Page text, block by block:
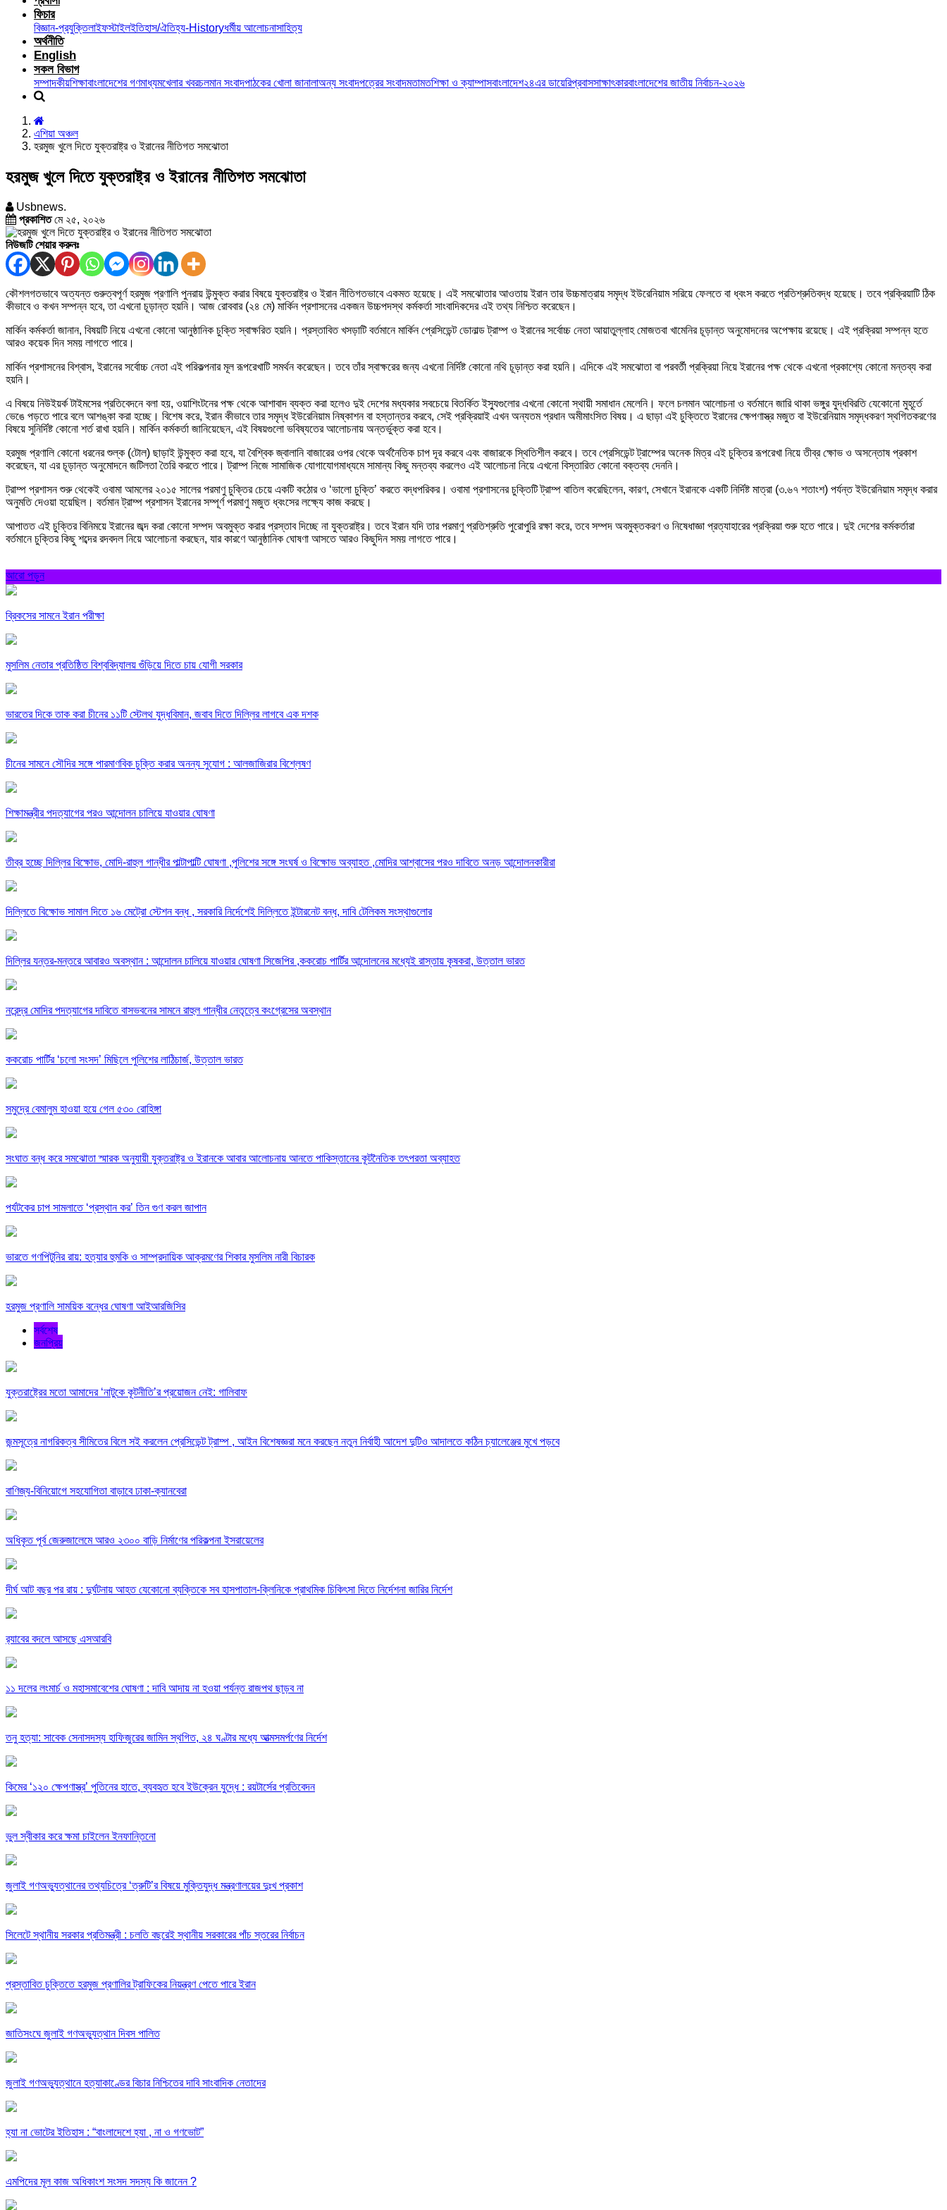
ফিচার
বিজ্ঞান-প্রযুক্তিলাইফস্টাইলইতিহাস/ঐতিহ্য-Historyধর্মীয় আলোচনাসাহিত্য
অর্থনীতি
English
সকল বিভাগ
সম্পাদকীয়শিক্ষাবাংলাদেশের গণমাধ্যমখেলার খবরচলমান সংবাদপাঠকের খোলা জানালাঅন্য সংবাদপত্রের সংবাদমতামতশিক্ষা ও ক্যাম্পাসবাংলাদেশ২৪এর ডায়েরিপ্রবাসসাক্ষাৎকারবাংলাদেশের জাতীয় নির্বাচন-২০২৬
এশিয়া অঞ্চল
হরমুজ খুলে দিতে যুক্তরাষ্ট্র ও ইরানের নীতিগত সমঝোতা
হরমুজ খুলে দিতে যুক্তরাষ্ট্র ও ইরানের নীতিগত সমঝোতা
Usbnews.
প্রকাশিতমে ২৫, ২০২৬
নিউজটি শেয়ার করুনঃ
কৌশলগতভাবে অত্যন্ত গুরুত্বপূর্ণ হরমুজ প্রণালি পুনরায় উন্মুক্ত করার বিষয়ে যুক্তরাষ্ট্র ও ইরান নীতিগতভাবে একমত হয়েছে। এই সমঝোতার আওতায় ইরান তার উচ্চমাত্রায় সমৃদ্ধ ইউরেনিয়াম সরিয়ে ফেলতে বা ধ্বংস করতে প্রতিশ্রুতিবদ্ধ হয়েছে। তবে প্রক্রিয়াটি ঠিক
কীভাবে ও কখন সম্পন্ন হবে, তা এখনো চূড়ান্ত হয়নি। আজ রোববার (২৪ মে) মার্কিন প্রশাসনের একজন উচ্চপদস্থ কর্মকর্তা সাংবাদিকদের এই তথ্য নিশ্চিত করেছেন।
মার্কিন কর্মকর্তা জানান, বিষয়টি নিয়ে এখনো কোনো আনুষ্ঠানিক চুক্তি স্বাক্ষরিত হয়নি। প্রস্তাবিত খসড়াটি বর্তমানে মার্কিন প্রেসিডেন্ট ডোনাল্ড ট্রাম্প ও ইরানের সর্বোচ্চ নেতা আয়াতুল্লাহ মোজতবা খামেনির চূড়ান্ত অনুমোদনের অপেক্ষায় রয়েছে। এই প্রক্রিয়া সম্পন্ন হতে
আরও কয়েক দিন সময় লাগতে পারে।
মার্কিন প্রশাসনের বিশ্বাস, ইরানের সর্বোচ্চ নেতা এই পরিকল্পনার মূল রূপরেখাটি সমর্থন করেছেন। তবে তাঁর স্বাক্ষরের জন্য এখনো নির্দিষ্ট কোনো নথি চূড়ান্ত করা হয়নি। এদিকে এই সমঝোতা বা পরবর্তী প্রক্রিয়া নিয়ে ইরানের পক্ষ থেকে এখনো প্রকাশ্যে কোনো মন্তব্য করা
হয়নি।
এ বিষয়ে নিউইয়র্ক টাইমসের প্রতিবেদনে বলা হয়, ওয়াশিংটনের পক্ষ থেকে আশাবাদ ব্যক্ত করা হলেও দুই দেশের মধ্যকার সবচেয়ে বিতর্কিত ইস্যুগুলোর এখনো কোনো স্থায়ী সমাধান মেলেনি। ফলে চলমান আলোচনা ও বর্তমানে জারি থাকা ভঙ্গুর যুদ্ধবিরতি যেকোনো মুহূর্তে
ভেঙে পড়তে পারে বলে আশঙ্কা করা হচ্ছে। বিশেষ করে, ইরান কীভাবে তার সমৃদ্ধ ইউরেনিয়াম নিষ্কাশন বা হস্তান্তর করবে, সেই প্রক্রিয়াই এখন অন্যতম প্রধান অমীমাংসিত বিষয়। এ ছাড়া এই চুক্তিতে ইরানের ক্ষেপণাস্ত্র মজুত বা ইউরেনিয়াম সমৃদ্ধকরণ স্থগিতকরণের
বিষয়ে সুনির্দিষ্ট কোনো শর্ত রাখা হয়নি। মার্কিন কর্মকর্তা জানিয়েছেন, এই বিষয়গুলো ভবিষ্যতের আলোচনায় অন্তর্ভুক্ত করা হবে।
হরমুজ প্রণালি কোনো ধরনের শুল্ক (টোল) ছাড়াই উন্মুক্ত করা হবে, যা বৈশ্বিক জ্বালানি বাজারের ওপর থেকে অর্থনৈতিক চাপ দূর করবে এবং বাজারকে স্থিতিশীল করবে। তবে প্রেসিডেন্ট ট্রাম্পের অনেক মিত্র এই চুক্তির রূপরেখা নিয়ে তীব্র ক্ষোভ ও অসন্তোষ প্রকাশ
করেছেন, যা এর চূড়ান্ত অনুমোদনে জটিলতা তৈরি করতে পারে। ট্রাম্প নিজে সামাজিক যোগাযোগমাধ্যমে সামান্য কিছু মন্তব্য করলেও এই আলোচনা নিয়ে এখনো বিস্তারিত কোনো বক্তব্য দেননি।
ট্রাম্প প্রশাসন শুরু থেকেই ওবামা আমলের ২০১৫ সালের পরমাণু চুক্তির চেয়ে একটি কঠোর ও ‘ভালো চুক্তি’ করতে বদ্ধপরিকর। ওবামা প্রশাসনের চুক্তিটি ট্রাম্প বাতিল করেছিলেন, কারণ, সেখানে ইরানকে একটি নির্দিষ্ট মাত্রা (৩.৬৭ শতাংশ) পর্যন্ত ইউরেনিয়াম সমৃদ্ধ করার
অনুমতি দেওয়া হয়েছিল। বর্তমান ট্রাম্প প্রশাসন ইরানের সম্পূর্ণ পরমাণু মজুত ধ্বংসের লক্ষ্যে কাজ করছে।
আপাতত এই চুক্তির বিনিময়ে ইরানের জব্দ করা কোনো সম্পদ অবমুক্ত করার প্রস্তাব দিচ্ছে না যুক্তরাষ্ট্র। তবে ইরান যদি তার পরমাণু প্রতিশ্রুতি পুরোপুরি রক্ষা করে, তবে সম্পদ অবমুক্তকরণ ও নিষেধাজ্ঞা প্রত্যাহারের প্রক্রিয়া শুরু হতে পারে। দুই দেশের কর্মকর্তারা
বর্তমানে চুক্তির কিছু শব্দের রদবদল নিয়ে আলোচনা করছেন, যার কারণে আনুষ্ঠানিক ঘোষণা আসতে আরও কিছুদিন সময় লাগতে পারে।
আরো পড়ুন
ব্রিকসের সামনে ইরান পরীক্ষা
মুসলিম নেতার প্রতিষ্ঠিত বিশ্ববিদ্যালয় গুঁড়িয়ে দিতে চায় যোগী সরকার
ভারতের দিকে তাক করা চীনের ১১টি স্টেলথ যুদ্ধবিমান, জবাব দিতে দিল্লির লাগবে এক দশক
চীনের সামনে সৌদির সঙ্গে পারমাণবিক চুক্তি করার অনন্য সুযোগ : আলজাজিরার বিশ্লেষণ
শিক্ষামন্ত্রীর পদত্যাগের পরও আন্দোলন চালিয়ে যাওয়ার ঘোষণা
তীব্র হচ্ছে দিল্লির বিক্ষোভ, মোদি-রাহুল গান্ধীর পাল্টাপাল্টি ঘোষণা ,পুলিশের সঙ্গে সংঘর্ষ ও বিক্ষোভ অব্যাহত ,মোদির আশ্বাসের পরও দাবিতে অনড় আন্দোলনকারীরা
দিল্লিতে বিক্ষোভ সামাল দিতে ১৬ মেট্রো স্টেশন বন্ধ , সরকারি নির্দেশেই দিল্লিতে ইন্টারনেট বন্ধ, দাবি টেলিকম সংস্থাগুলোর
দিল্লির যন্তর-মন্তরে আবারও অবস্থান : আন্দোলন চালিয়ে যাওয়ার ঘোষণা সিজেপির ,ককরোচ পার্টির আন্দোলনের মধ্যেই রাস্তায় কৃষকরা, উত্তাল ভারত
নরেন্দ্র মোদির পদত্যাগের দাবিতে বাসভবনের সামনে রাহুল গান্ধীর নেতৃত্বে কংগ্রেসের অবস্থান
ককরোচ পার্টির ‘চলো সংসদ’ মিছিলে পুলিশের লাঠিচার্জ, উত্তাল ভারত
সমুদ্রে বেমালুম হাওয়া হয়ে গেল ৫৩০ রোহিঙ্গা
সংঘাত বন্ধ করে সমঝোতা স্মারক অনুযায়ী যুক্তরাষ্ট্র ও ইরানকে আবার আলোচনায় আনতে পাকিস্তানের কূটনৈতিক তৎপরতা অব্যাহত
পর্যটকের চাপ সামলাতে ‘প্রস্থান কর’ তিন গুণ করল জাপান
ভারতে গণপিটুনির রায়: হত্যার হুমকি ও সাম্প্রদায়িক আক্রমণের শিকার মুসলিম নারী বিচারক
হরমুজ প্রণালি সাময়িক বন্ধের ঘোষণা আইআরজিসির
সর্বশেষ
জনপ্রিয়
যুক্তরাষ্ট্রের মতো আমাদের ‘নাটুকে কূটনীতি’র প্রয়োজন নেই: গালিবাফ
জন্মসূত্রে নাগরিকত্ব সীমিতের বিলে সই করলেন প্রেসিডেন্ট ট্রাম্প , আইন বিশেষজ্ঞরা মনে করছেন নতুন নির্বাহী আদেশ দুটিও আদালতে কঠিন চ্যালেঞ্জের মুখে পড়বে
বাণিজ্য-বিনিয়োগে সহযোগিতা বাড়াবে ঢাকা-ক্যানবেরা
অধিকৃত পূর্ব জেরুজালেমে আরও ২৩০০ বাড়ি নির্মাণের পরিকল্পনা ইসরায়েলের
দীর্ঘ আট বছর পর রায় : দুর্ঘটনায় আহত যেকোনো ব্যক্তিকে সব হাসপাতাল-ক্লিনিকে প্রাথমিক চিকিৎসা দিতে নির্দেশনা জারির নির্দেশ
র‍্যাবের বদলে আসছে এসআরবি
১১ দলের লংমার্চ ও মহাসমাবেশের ঘোষণা : দাবি আদায় না হওয়া পর্যন্ত রাজপথ ছাড়ব না
তনু হত্যা: সাবেক সেনাসদস্য হাফিজুরের জামিন স্থগিত, ২৪ ঘণ্টার মধ্যে আত্মসমর্পণের নির্দেশ
কিমের ‘১২০ ক্ষেপণাস্ত্র’ পুতিনের হাতে, ব্যবহৃত হবে ইউক্রেন যুদ্ধে : রয়টার্সের প্রতিবেদন
ভুল স্বীকার করে ক্ষমা চাইলেন ইনফান্তিনো
জুলাই গণঅভ্যুত্থানের তথ্যচিত্রে ‘ত্রুটি’র বিষয়ে মুক্তিযুদ্ধ মন্ত্রণালয়ের দুঃখ প্রকাশ
সিলেটে স্থানীয় সরকার প্রতিমন্ত্রী : চলতি বছরেই স্থানীয় সরকারের পাঁচ স্তরের নির্বাচন
প্রস্তাবিত চুক্তিতে হরমুজ প্রণালির ট্রাফিকের নিয়ন্ত্রণ পেতে পারে ইরান
জাতিসংঘে জুলাই গণঅভ্যুত্থান দিবস পালিত
জুলাই গণঅভ্যুত্থানে হত্যাকাণ্ডের বিচার নিশ্চিতের দাবি সাংবাদিক নেতাদের
হ্যা না ভোটের ইতিহাস : “বাংলাদেশে হ্যা , না ও গণভোট”
এমপিদের মূল কাজ অধিকাংশ সংসদ সদস্য কি জানেন ?